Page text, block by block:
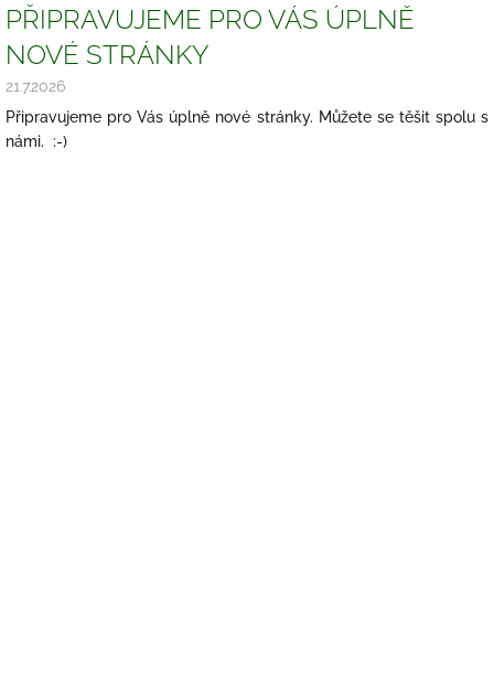
PŘIPRAVUJEME PRO VÁS ÚPLNĚ
NOVÉ STRÁNKY
21.7.2026
Připravujeme pro Vás úplně nové stránky. Můžete se těšit spolu s
námi. :-)